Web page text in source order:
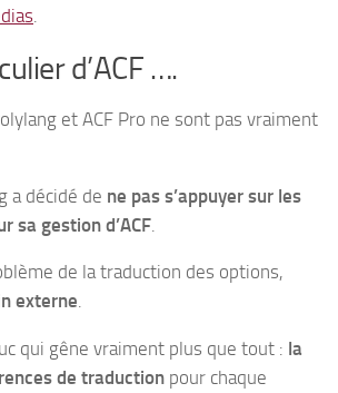
.
d’ACF ….
et ACF Pro ne sont pas vraiment
a décidé de ne pas s’appuyer sur les
sa gestion d’ACF
de la traduction des options,
externe.
qui gêne vraiment plus que tout : la
de traduction pour chaque